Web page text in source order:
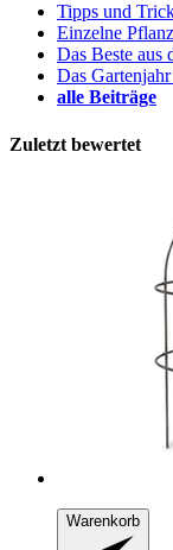
Tipps und
Einzelne
Das Beste aus
Das
alle Beiträge
Zuletzt bewertet
Warenkorb